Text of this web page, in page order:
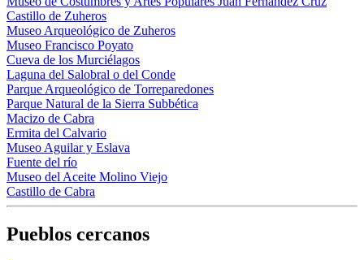
Castillo de Zuheros
Museo Arqueológico de Zuheros
Museo Francisco Poyato
Cueva de los Murciélagos
Laguna del Salobral o del Conde
Parque Arqueológico de Torreparedones
Parque Natural de la Sierra Subbética
Macizo de Cabra
Ermita del Calvario
Museo Aguilar y Eslava
Fuente del río
Museo del Aceite Molino Viejo
Castillo de Cabra
Pueblos cercanos